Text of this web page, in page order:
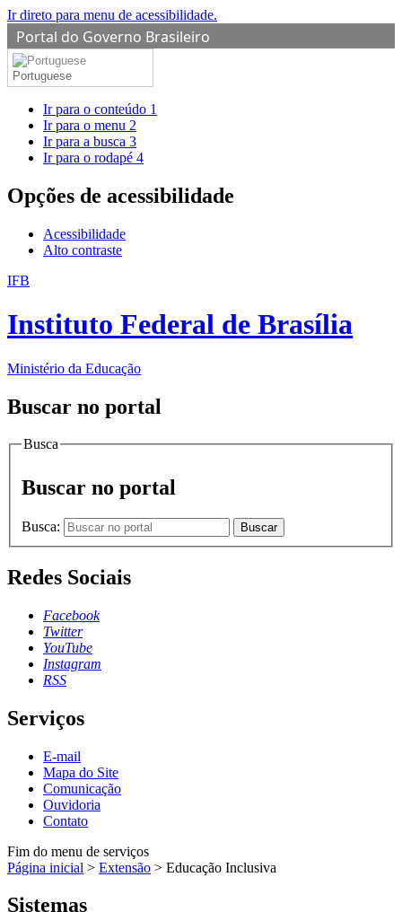
Ir direto para menu de acessibilidade.
Portal do Governo Brasileiro
Portuguese
Ir para o conteúdo 1
Ir para o menu 2
Ir para a busca 3
Ir para o rodapé 4
Opções de acessibilidade
Acessibilidade
Alto contraste
IFB
Instituto Federal de Brasília
Ministério da Educação
Buscar no portal
Busca
Buscar no portal
Busca: Buscar
Redes Sociais
Facebook
Twitter
YouTube
Instagram
RSS
Serviços
E-mail
Mapa do Site
Comunicação
Ouvidoria
Contato
Fim do menu de serviços
Página inicial > Extensão > Educação Inclusiva
Sistemas